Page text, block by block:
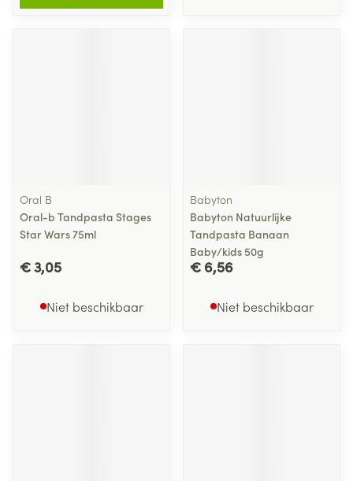
Oral B
Oral-b Tandpasta Stages
Star Wars 75ml
€ 3,05
Niet beschikbaar
Babyton
Babyton Natuurlijke
Tandpasta Banaan
Baby/kids 50g
€ 6,56
Niet beschikbaar